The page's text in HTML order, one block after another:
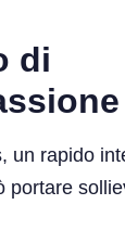
di
un rapido
portare